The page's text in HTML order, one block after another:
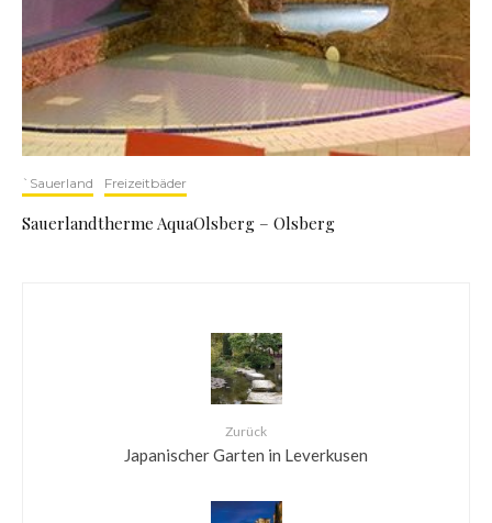
`Sauerland Freizeitbäder
Sauerlandtherme AquaOlsberg – Olsberg
Zurück
Japanischer Garten in Leverkusen